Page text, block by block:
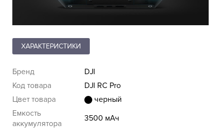
ХАРАКТЕРИСТИКИ
Бренд
DJI
Код товара
DJI RC Pro
Цвет товара
черный
Емкость
аккумулятора
3500 мАч